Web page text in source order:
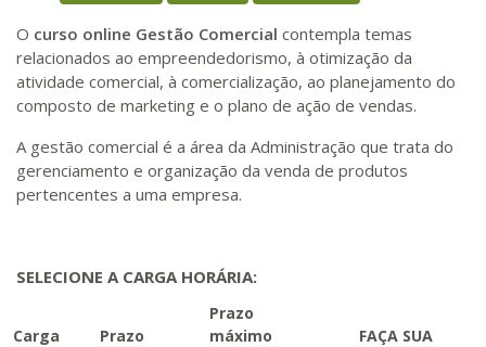
O curso online Gestão Comercial contempla temas
relacionados ao empreendedorismo, à otimização da
atividade comercial, à comercialização, ao planejamento do
composto de marketing e o plano de ação de vendas.
A gestão comercial é a área da Administração que trata do
gerenciamento e organização da venda de produtos
pertencentes a uma empresa.
SELECIONE A CARGA HORÁRIA:
Carga
Prazo
Prazo
máximo
FAÇA SUA